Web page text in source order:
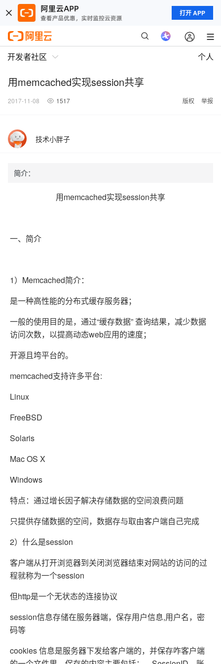
打开 APP
开发者社区 个人
用memcached实现session共享
2017-11-08 1517 版权 举报
技术小胖子
简介：
用memcached实现session共享
一、简介
1）Memcached简介：
是一种高性能的分布式缓存服务器；
一般的使用目的是，通过“缓存数据” 查询结果，减少数据
访问次数，以提高动态web应用的速度；
开源且垮平台的。
memcached支持许多平台:
Linux
FreeBSD
Solaris
Mac OS X
Windows
特点：通过增长因子解决存储数据的空间浪费问题
只提供存储数据的空间，数据存与取由客户端自己完成
2）什么是session
客户端从打开浏览器到关闭浏览器结束对网站的访问的过
程就称为一个session
但http是一个无状态的连接协议
session信息存储在服务器端，保存用户信息,用户名，密
码等
cookies 信息是服务器下发给客户端的，并保存咋客户端